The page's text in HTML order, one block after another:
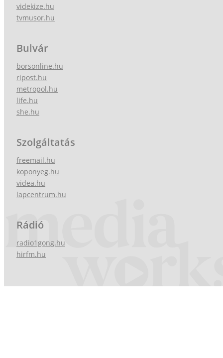
videkize.hu
tvmusor.hu
Bulvár
borsonline.hu
ripost.hu
metropol.hu
life.hu
she.hu
Szolgáltatás
freemail.hu
koponyeg.hu
videa.hu
lapcentrum.hu
Rádió
radio1gong.hu
hirfm.hu